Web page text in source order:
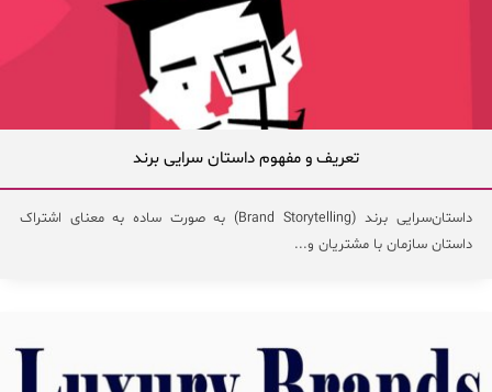
تعریف و مفهوم داستان سرایی برند
داستان‌سرایی برند (Brand Storytelling) به صورت ساده به معنای اشتراک
داستان سازمان با مشتریان و...